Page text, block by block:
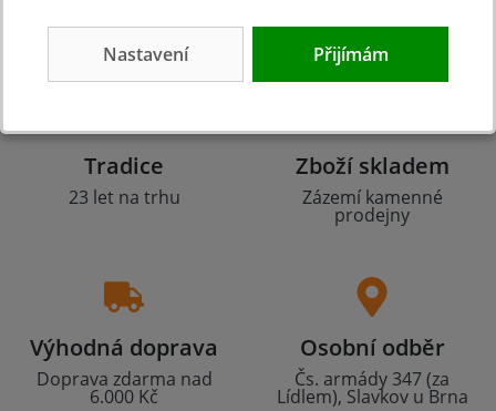
Tradice
23 let na trhu
Zboží skladem
Zázemí kamenné
prodejny
Výhodná doprava
Doprava zdarma nad
6.000 Kč
Osobní odběr
Čs. armády 347 (za
Lídlem), Slavkov u Brna
Nastavení Přijímám